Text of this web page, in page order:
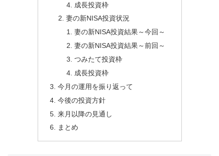
成長投資枠
妻の新NISA投資状況
妻の新NISA投資結果～今回～
妻の新NISA投資結果～前回～
つみたて投資枠
成長投資枠
今月の運用を振り返って
今後の投資方針
来月以降の見通し
まとめ